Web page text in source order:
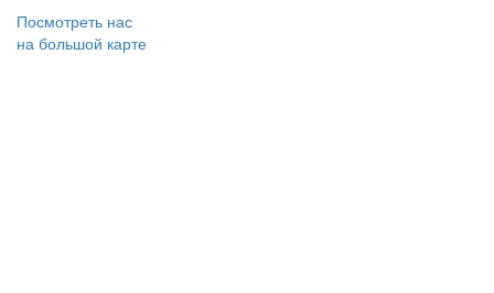
Посмотреть нас
на большой карте